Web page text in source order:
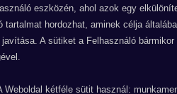
eszközén, ahol azok egy
tartalmat hordozhat, aminek célja
A sütiket a Felhasználó
kétféle sütit használ: